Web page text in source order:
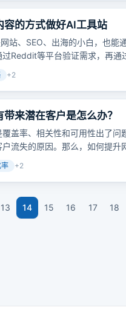
容的方式做好AI工具站
站、SEO、出海的小白，也能
Reddit等平台验证需求，再通
得学习的细节和技巧？
+2
带来潜在客户是怎么办？
盖率、相关性和可用性出了问
流失的原因。那么，如何提升
+2
13 14 15 16 17 18